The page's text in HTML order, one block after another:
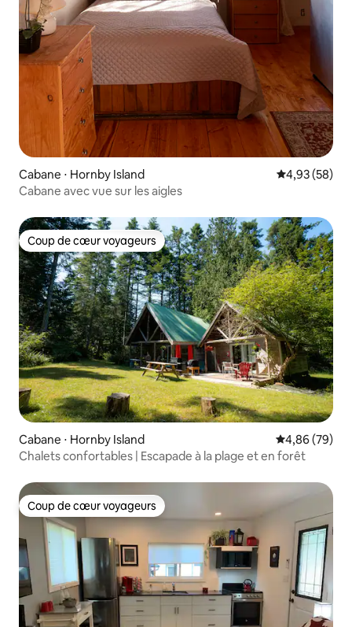
Cabane ⋅ Hornby Island Évaluation
4,93 (58)
Cabane avec vue sur les aigles
Coup de cœur voyageurs
Coup de cœur voyageurs
Cabane ⋅ Hornby Island Évaluation
4,86 (79)
Chalets confortables | Escapade à la plage et en forêt
Coup de cœur voyageurs
Coup de cœur voyageurs